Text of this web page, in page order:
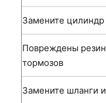
Замените цилиндр
Повреждены
тормозов
Замените шланги